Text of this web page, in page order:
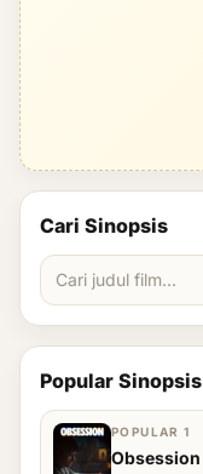
Cari Sinopsis
Popular Sinopsis
POPULAR 1
Obsession